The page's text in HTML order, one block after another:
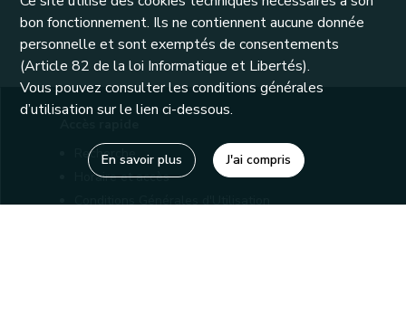
Recherche
Horaire et accès
Conditions Générales d'Utilisation
bon fonctionnement. Ils ne contiennent aucune donnée
personnelle et sont exemptés de consentements
(Article 82 de la loi Informatique et Libertés).
Vous pouvez consulter les conditions générales
d’utilisation sur le lien ci-dessous.
En savoir plus J'ai compris